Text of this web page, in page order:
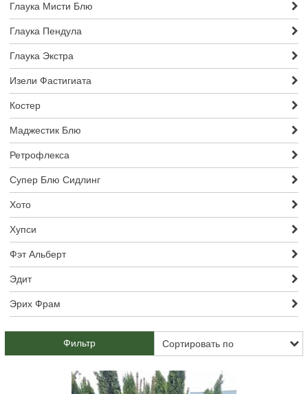
Глаука Мисти Блю
Глаука Пендула
Глаука Экстра
Изели Фастигиата
Костер
Маджестик Блю
Ретрофлекса
Супер Блю Сидлинг
Хото
Хупси
Фэт Альберт
Эдит
Эрих Фрам
Фильтр